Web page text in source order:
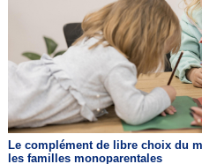
Le complément de libre choix du
les familles monoparentales